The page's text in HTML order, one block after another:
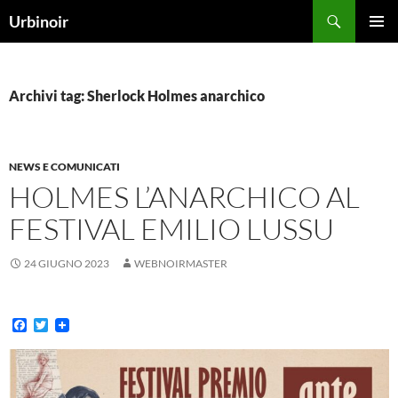
Urbinoir
Archivi tag: Sherlock Holmes anarchico
NEWS E COMUNICATI
HOLMES L’ANARCHICO AL
FESTIVAL EMILIO LUSSU
24 GIUGNO 2023 WEBNOIRMASTER
F
c
e
b
T
i
t
t